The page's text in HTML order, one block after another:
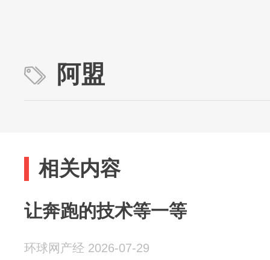
阿盟
相关内容
让奔跑的技术等一等
环球网产经 2026-07-29